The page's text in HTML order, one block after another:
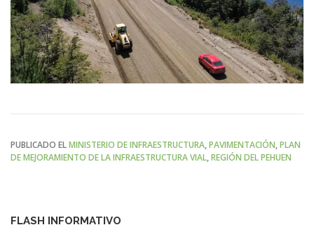
PUBLICADO ELMINISTERIO DE INFRAESTRUCTURA,PAVIMENTACIÓN,PLAN
DE MEJORAMIENTO DE LA INFRAESTRUCTURA VIAL,REGIÓN DEL PEHUEN
FLASH INFORMATIVO